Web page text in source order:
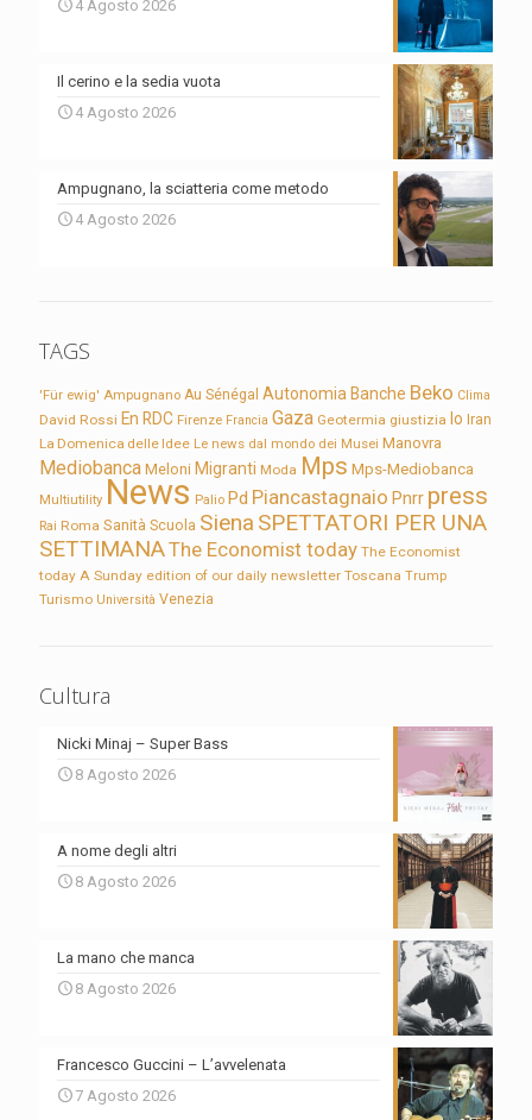
4 Agosto 2026
Il cerino e la sedia vuota
4 Agosto 2026
Ampugnano, la sciatteria come metodo
4 Agosto 2026
TAGS
'Für ewig' Ampugnano Au Sénégal Autonomia Banche Beko Clima
David Rossi En RDC Firenze Francia Gaza Geotermia giustizia Io Iran
La Domenica delle Idee Le news dal mondo dei Musei Manovra
Mediobanca Meloni Migranti Moda Mps Mps-Mediobanca
Multiutility News Palio Pd Piancastagnaio Pnrr press
Rai Roma Sanità Scuola Siena SPETTATORI PER UNA
SETTIMANAThe Economist today The Economist
today A Sunday edition of our daily newsletter Toscana Trump
Turismo Università Venezia
Cultura
Nicki Minaj – Super Bass
8 Agosto 2026
A nome degli altri
8 Agosto 2026
La mano che manca
8 Agosto 2026
Francesco Guccini – L’avvelenata
7 Agosto 2026